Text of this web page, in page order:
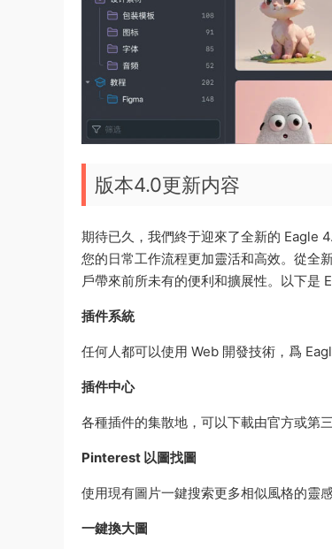
版本4.0更新内容
期待已久，我們終于迎來了全新的 Eagle
您的日常工作流程更加靈活和高效。從全
戶帶來前所未有的便利和擴展性。以下是
插件系統
任何人都可以使用 Web 開發技術，爲
插件中心
各種插件的集散地，可以下載由官方或第
Pinterest 以圖找圖
使用現有圖片一鍵搜索更多相似風格的靈感
一鍵換大圖